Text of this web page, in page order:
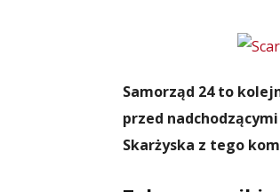
Samorząd 24 to
przed
Skarżyska z tego